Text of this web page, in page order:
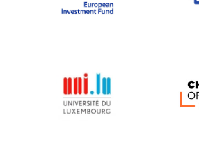
Martin Bailey
Michael Palmer
Michael Sohlman